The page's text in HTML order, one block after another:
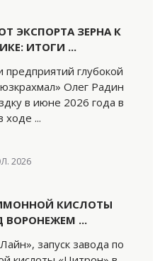
ЭКСПОРТА ЗЕРНА К
ИТОГИ ...
глубокой
Олег Радин
в июне 2026 года в
ходе ...
2026
КИСЛОТЫ
ВОРОНЕЖЕМ ...
запуск завода по